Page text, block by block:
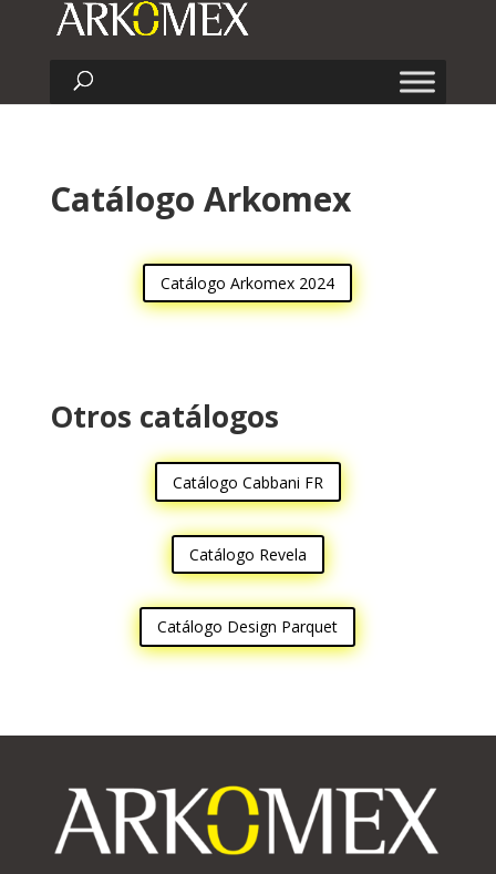
Catálogo Arkomex
Catálogo Arkomex 2024
Otros catálogos
Catálogo Cabbani FR
Catálogo Revela
Catálogo Design Parquet